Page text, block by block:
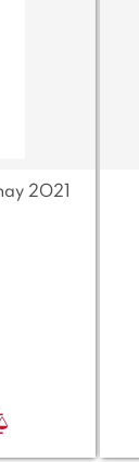
2021